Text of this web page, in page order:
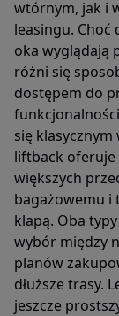
wtórnym, jak i
leasingu.
oka wyglądają
różni się
dostępem do
się
liftback oferuje
większych
bagażowemu i
klapą. Oba
wybór między
planów
dłuższe trasy.
jeszcze